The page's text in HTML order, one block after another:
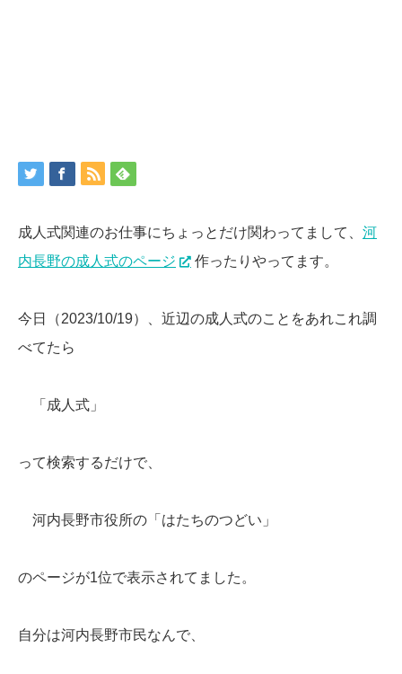
成人式関連のお仕事にちょっとだけ関わってまして、 河
内長野の成人式のページ
作ったりやってます。
今日（2023/10/19）、近辺の成人式のことをあれこれ調
べてたら
「成人式」
って検索するだけで、
河内長野市役所の「はたちのつどい」
のページが1位で表示されてました。
自分は河内長野市民なんで、